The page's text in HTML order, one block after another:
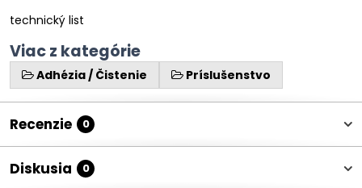
technický list
Viac z kategórie
Adhézia / Čistenie Príslušenstvo
Recenzie 0
Diskusia 0